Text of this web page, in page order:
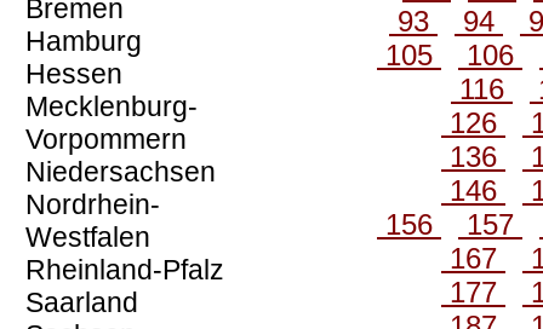
Bremen
Hamburg
Hessen
Mecklenburg-
Vorpommern
Niedersachsen
Nordrhein-
Westfalen
Rheinland-Pfalz
Saarland
93
94
105
106
116
126
136
146
156
157
167
177